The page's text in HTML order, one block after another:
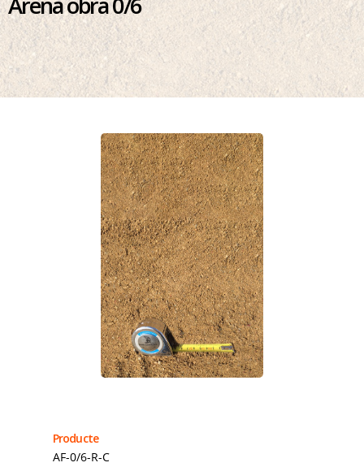
Producte
AF-0/6-R-C